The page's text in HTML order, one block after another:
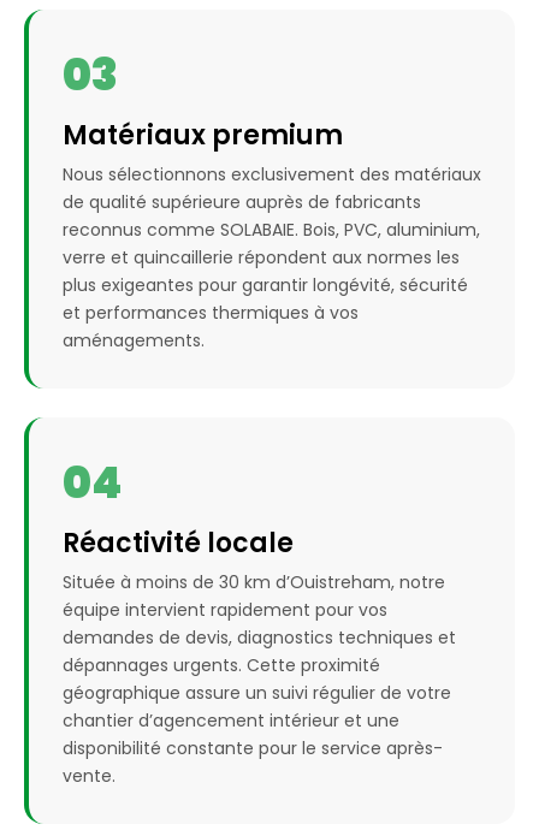
03
Matériaux premium
Nous sélectionnons exclusivement des matériaux
de qualité supérieure auprès de fabricants
reconnus comme SOLABAIE. Bois, PVC, aluminium,
verre et quincaillerie répondent aux normes les
plus exigeantes pour garantir longévité, sécurité
et performances thermiques à vos
aménagements.
04
Réactivité locale
Située à moins de 30 km d’Ouistreham, notre
équipe intervient rapidement pour vos
demandes de devis, diagnostics techniques et
dépannages urgents. Cette proximité
géographique assure un suivi régulier de votre
chantier d’agencement intérieur et une
disponibilité constante pour le service après-
vente.